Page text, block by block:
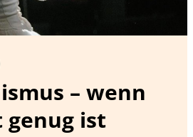
– wenn
ist